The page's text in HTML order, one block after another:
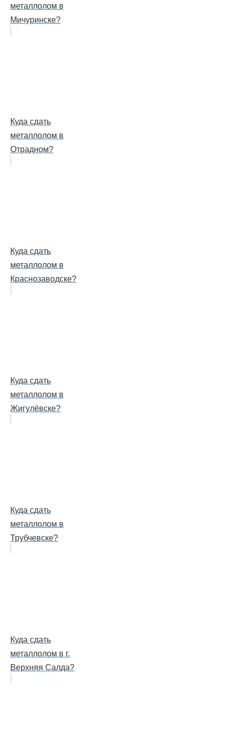
металлолом в
Мичуринске?
Куда сдать
металлолом в
Отрадном?
Куда сдать
металлолом в
Краснозаводске?
Куда сдать
металлолом в
Жигулёвске?
Куда сдать
металлолом в
Трубчевске?
Куда сдать
металлолом в г.
Верхняя Салда?